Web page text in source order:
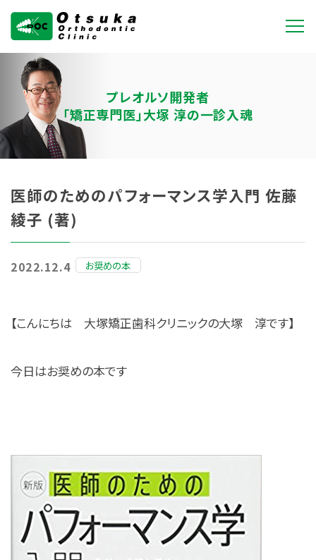
大塚矯正歯科クリニ
ック
プレオルソ開発者
「矯正専門医」大塚 淳の一診入魂
医師のためのパフォーマンス学入門 佐藤
綾子 (著)
2022.12.4 お奨めの本
【こんにちは 大塚矯正歯科クリニックの大塚 淳です】
今日はお奨めの本です